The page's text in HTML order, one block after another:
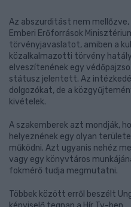
Az abszurditást nem
Emberi Erőforrások
törvényjavaslatot, amiben a
közalkalmazotti törvény
elveszítenének egy
státusz jelentett. Az
dolgozókat, de a
kivételek.
A szakemberek azt mondják,
helyeznének egy olyan
működni. Azt ugyanis nehéz
vagy egy könyvtáros
fokmérő tudja megmutatni.
Többek között erről beszélt